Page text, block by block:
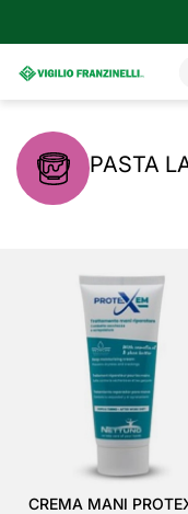
PASTA
CREMA MANI